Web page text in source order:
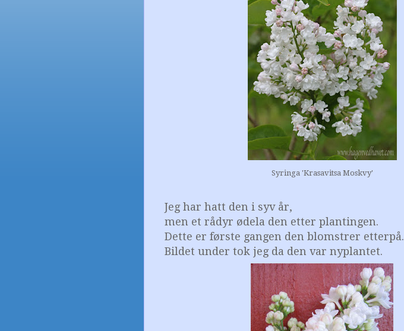
Syringa 'Krasavitsa Moskvy'
Jeg har hatt den i syv år,
men et rådyr ødela den etter plantingen.
Dette er første gangen den blomstrer etterpå.
Bildet under tok jeg da den var nyplantet.